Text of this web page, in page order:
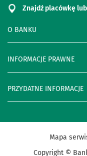
O BANKU
INFORMACJE PRAWNE
PRZYDATNE INFORMACJE
Znajdź placówkę
Mapa
Copyright ©